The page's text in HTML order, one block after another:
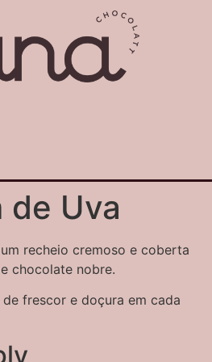
de Uva
recheio cremoso e coberta
chocolate nobre.
frescor e doçura em cada